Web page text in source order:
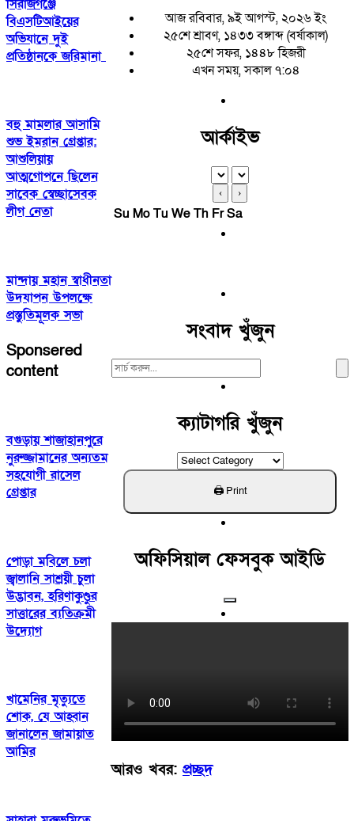
সিরাজগঞ্জে
বিএসটিআইয়ের
অভিযানে দুই
প্রতিষ্ঠানকে জরিমানা
বহু মামলার আসামি
শুভ ইমরান গ্রেপ্তার:
আশুলিয়ায়
আত্মগোপনে ছিলেন
সাবেক স্বেচ্ছাসেবক
লীগ নেতা
মান্দায় মহান স্বাধীনতা
উদযাপন উপলক্ষে
প্রস্তুতিমূলক সভা
Sponsered
content
বগুড়ায় শাজাহানপুরে
নুরুজ্জামানের অন্যতম
সহযোগী রাসেল
গ্রেপ্তার
পোড়া মবিলে চলা
জ্বালানি সাশ্রয়ী চুলা
উদ্ভাবন, হরিণাকুণ্ডুর
সাত্তারের ব্যতিক্রমী
উদ্যোগ
খামেনির মৃত্যুতে
শোক, যে আহ্বান
জানালেন জামায়াত
আমির
আজ রবিবার, ৯ই আগস্ট, ২০২৬ ইং
২৫শে শ্রাবণ, ১৪৩৩ বঙ্গাব্দ (বর্ষাকাল)
২৫শে সফর, ১৪৪৮ হিজরী
এখন সময়, সকাল ৭:০৪
আর্কাইভ
‹ ›
Su MoTu WeTh FrSa
সংবাদ খুঁজুন
Search
ক্যাটাগরি খুঁজুন
ক্যাটাগরি
খুঁজুন
অফিসিয়াল ফেসবুক আইডি
আরও খবর: প্রচ্ছদ